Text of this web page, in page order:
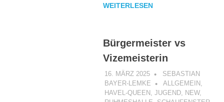
WEITERLESEN
Bürgermeister vs
Vizemeisterin
16. MÄRZ 2025
SEBASTIAN
BAYER-LEMKE
ALLGEMEIN,
HAVEL-QUEEN, JUGEND, NEW,